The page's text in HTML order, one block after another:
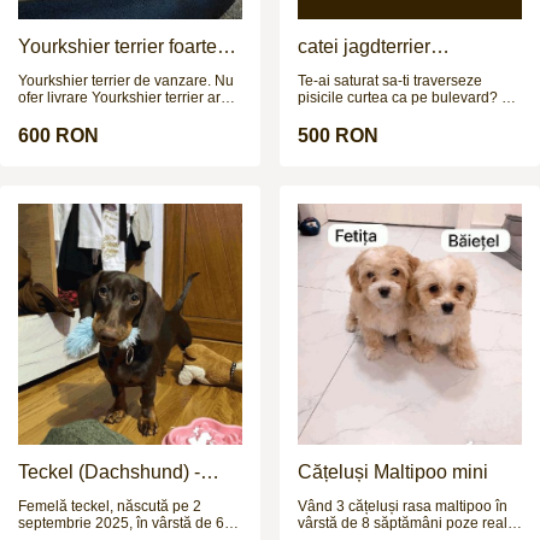
Yourkshier terrier foarte
Yourkshier terrier de vanzare. Nu
ofer livrare Yourkshier terrier are:
-2 vaccinuri -este negru si maro -
600 RON
catei jagdterrier
Te-ai saturat sa-ti traverseze
pisicile curtea ca pe bulevard? Ti
prin gospodarie? Simti ca lipseste
Jagdterrier. Mic la stat, mare la
caracter. Energie cat pentru trei
caini. Curaj fara buton de oprire.
Fara ezitare. Fara frica. Fara
pauza Baterie nucleara pe 4
picioare. Jagdterrier – paza,
instinct, adrenalina. 3 pui
disponibili.
500 RON
Teckel (Dachshund) -
Femelă teckel, născută pe 2
septembrie 2025, în vârstă de 6
Cățeluși Maltipoo mini
Vând 3 cățeluși rasa maltipoo în
vârstă de 8 săptămâni poze reale